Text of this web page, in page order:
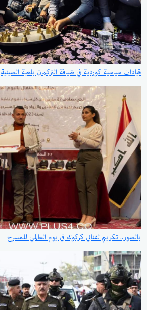
قيادات سياسية كوردية في ضيافة التركمان بلعبة الصينية
بالصور.. تكريم لفناني كركوك في يوم العالمي للمسرح